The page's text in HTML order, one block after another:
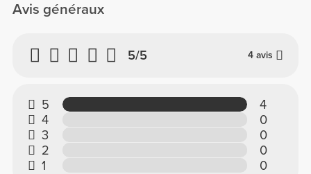
Avis généraux
5/5 4 avis
5
4
4
0
3
0
2
0
1
0